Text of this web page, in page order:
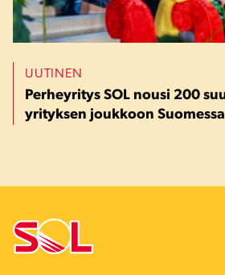
UUTINEN
Perheyritys SOL nousi 200
yrityksen joukkoon Suomessa